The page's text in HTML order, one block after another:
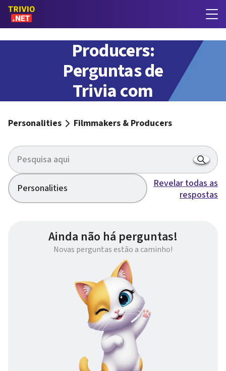
Filmmakers &
Producers:
Perguntas de
Trivia com
Personalities Filmmakers & Producers
Personalities
Revelar todas as
respostas
Ainda não há perguntas!
Novas perguntas estão a caminho!